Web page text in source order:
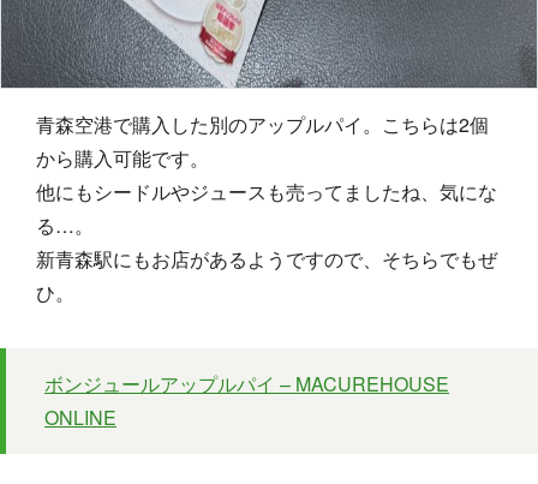
青森空港で購入した別のアップルパイ。こちらは2個
から購入可能です。
他にもシードルやジュースも売ってましたね、気にな
る…。
新青森駅にもお店があるようですので、そちらでもぜ
ひ。
ボンジュールアップルパイ – MACUREHOUSE
ONLINE